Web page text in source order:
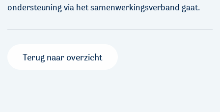
ondersteuning via het samenwerkingsverband gaat.
Terug naar overzicht